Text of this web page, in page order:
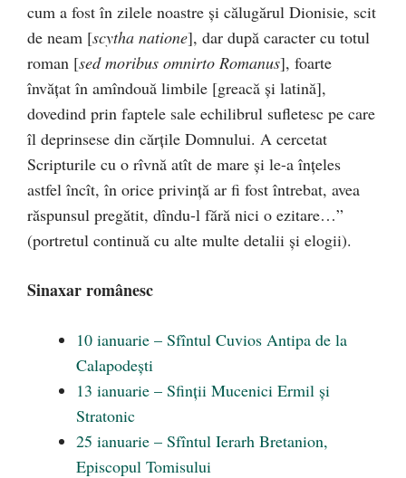
cum a fost în zilele noastre și călugărul Dionisie, scit
de neam [scytha natione], dar după caracter cu totul
roman [sed moribus omnirto Romanus], foarte
învățat în amîndouă limbile [greacă și latină],
dovedind prin faptele sale echilibrul sufletesc pe care
îl deprinsese din cărțile Domnului. A cercetat
Scripturile cu o rîvnă atît de mare și le-a înțeles
astfel încît, în orice privință ar fi fost întrebat, avea
răspunsul pregătit, dîndu-l fără nici o ezitare…”
(portretul continuă cu alte multe detalii și elogii).
Sinaxar românesc
10 ianuarie – Sfîntul Cuvios Antipa de la
Calapodești
13 ianuarie – Sfinții Mucenici Ermil și
Stratonic
25 ianuarie – Sfîntul Ierarh Bretanion,
Episcopul Tomisului